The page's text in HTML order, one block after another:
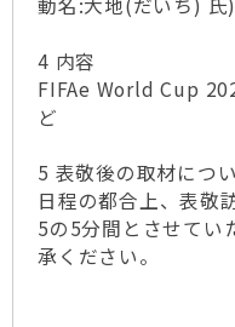
4 内容
FIFAe World Cup
ど
5 表敬後の取材につ
日程の都合上、表敬
5の5分間とさせてい
承ください。